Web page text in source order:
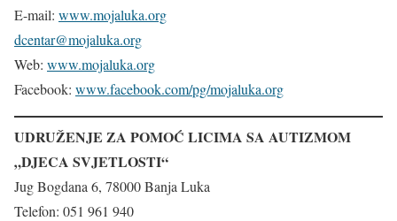
E-mail: www.mojaluka.org
dcentar@mojaluka.org
Web: www.mojaluka.org
Facebook: www.facebook.com/pg/mojaluka.org
UDRUŽENJE ZA POMOĆ LICIMA SA AUTIZMOM
„DJECA SVJETLOSTI“
Jug Bogdana 6, 78000 Banja Luka
Telefon: 051 961 940